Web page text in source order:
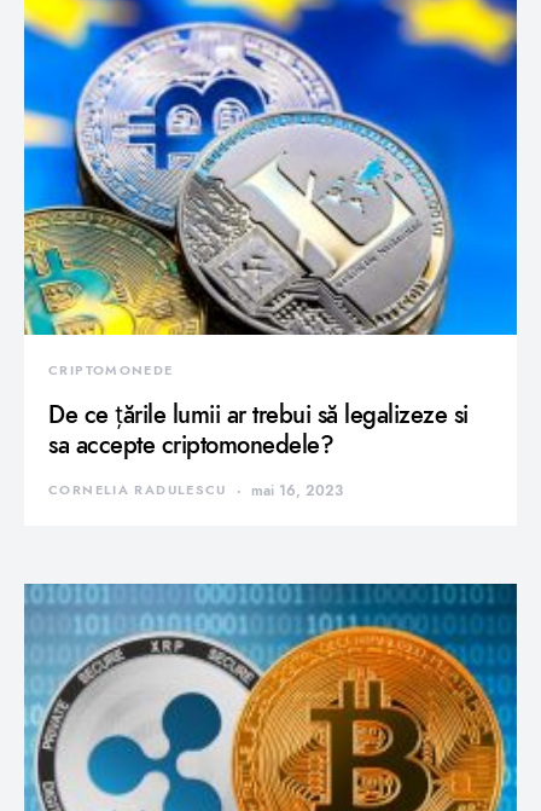
CRIPTOMONEDE
De ce țările lumii ar trebui să legalizeze si
sa accepte criptomonedele?
CORNELIA RADULESCU mai 16, 2023